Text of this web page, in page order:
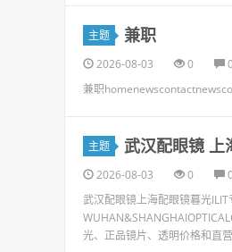
主题 兼职
2026-08-03 0
兼职
主题 武汉配眼镜 上
2026-08-03 0
武汉配眼镜上海配眼镜暮光
光、正品镜片、透明价格和直